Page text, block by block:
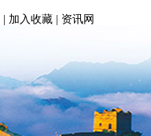
加入收藏 资讯网